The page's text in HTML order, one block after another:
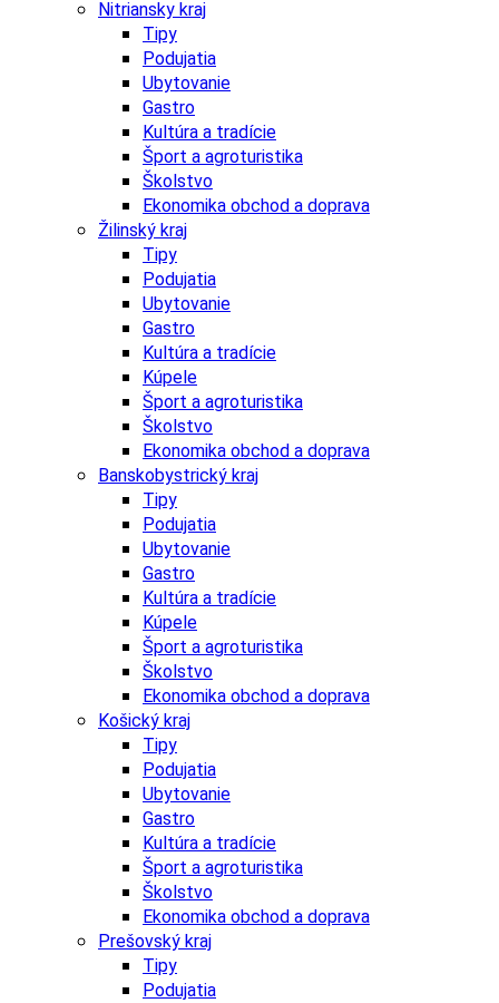
Nitriansky kraj
Tipy
Podujatia
Ubytovanie
Gastro
Kultúra a tradície
Šport a agroturistika
Školstvo
Ekonomika obchod a doprava
Žilinský kraj
Tipy
Podujatia
Ubytovanie
Gastro
Kultúra a tradície
Kúpele
Šport a agroturistika
Školstvo
Ekonomika obchod a doprava
Banskobystrický kraj
Tipy
Podujatia
Ubytovanie
Gastro
Kultúra a tradície
Kúpele
Šport a agroturistika
Školstvo
Ekonomika obchod a doprava
Košický kraj
Tipy
Podujatia
Ubytovanie
Gastro
Kultúra a tradície
Šport a agroturistika
Školstvo
Ekonomika obchod a doprava
Prešovský kraj
Tipy
Podujatia